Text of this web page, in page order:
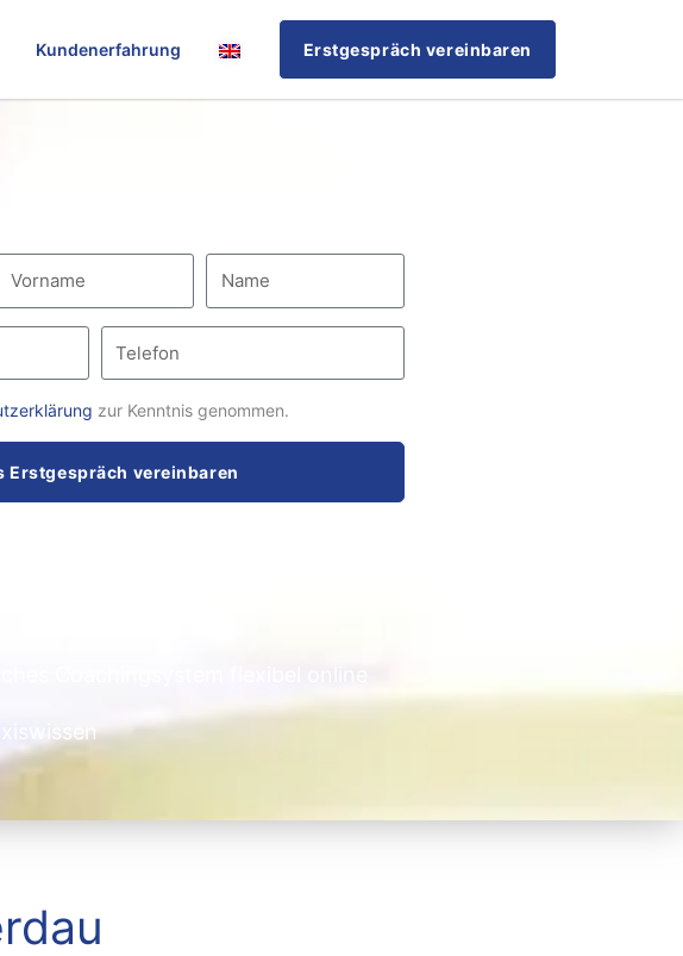
Kundenerfahrung Erstgespräch vereinbaren
zur Kenntnis genommen.
Erstgespräch vereinbaren